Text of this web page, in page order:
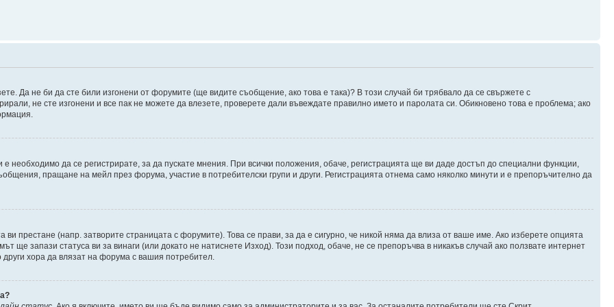
Да не би да сте били изгонени от форумите (ще видите съобщение, ако това е така)? В този случай би трябвало да се свържете с
не сте изгонени и все пак не можете да влезете, проверете дали въвеждате правилно името и паролата си. Обикновено това е проблема; ако
да се регистрирате, за да пускате мнения. При всички положения, обаче, регистрацията ще ви даде достъп до специални функции,
пращане на мейл през форума, участие в потребителски групи и други. Регистрацията отнема само няколко минути и е препоръчително да
ви престане (напр. затворите страницата с форумите). Това се прави, за да е сигурно, че никой няма да влиза от ваше име. Ако изберете опцията
ще запази статуса ви за винаги (или докато не натиснете Изход). Този подход, обаче, не се препоръчва в никакъв случай ако ползвате интернет
хора да влязат на форума с вашия потребител.